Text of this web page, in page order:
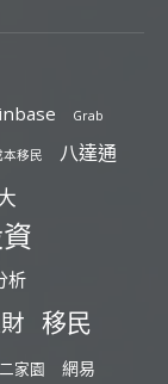
Grab
本移民 八達通
析
移民
家園 網易